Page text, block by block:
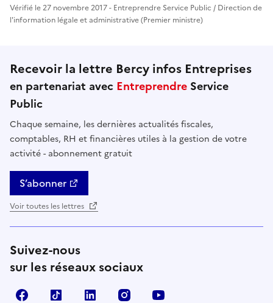
Vérifié le 27 novembre 2017 - Entreprendre Service Public / Direction de
l'information légale et administrative (Premier ministre)
Recevoir la lettre Bercy infos Entreprises
en partenariat avec Entreprendre Service
Public
Chaque semaine, les dernières actualités fiscales,
comptables, RH et financières utiles à la gestion de votre
activité - abonnement gratuit
S’abonner
Voir toutes les lettres
Suivez-nous
sur les réseaux sociaux
FacebookTikTok Linkedin Instagram